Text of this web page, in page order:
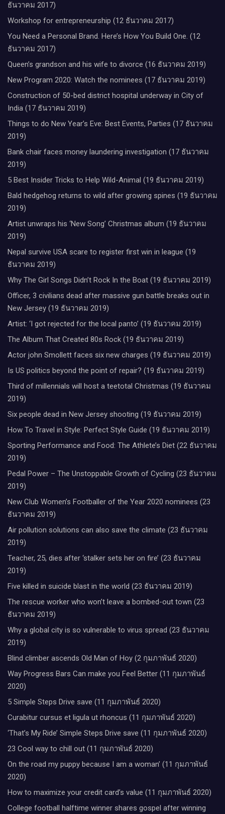
ธันวาคม 2017)
Workshop for entrepreneurship (12 ธันวาคม 2017)
You Need a Personal Brand. Here’s How You Build One. (12
ธันวาคม 2017)
Queen’s grandson and his wife to divorce (16 ธันวาคม 2019)
New Program 2020: Watch the nominees (17 ธันวาคม 2019)
Construction of 50-bed district hospital underway in City of
India (17 ธันวาคม 2019)
Things to do New Year’s Eve: Best Events, Parties (17 ธันวาคม
2019)
Bank chair faces money laundering investigation (17 ธันวาคม
2019)
5 Best Insider Tricks to Help Wild-Animal (19 ธันวาคม 2019)
Bald hedgehog returns to wild after growing spines (19 ธันวาคม
2019)
Artist unwraps his ‘New Song’ Christmas album (19 ธันวาคม
2019)
Nepal survive USA scare to register first win in league (19
ธันวาคม 2019)
Why The Girl Songs Didn’t Rock In the Boat (19 ธันวาคม 2019)
Officer, 3 civilians dead after massive gun battle breaks out in
New Jersey (19 ธันวาคม 2019)
Artist: ‘I got rejected for the local panto’ (19 ธันวาคม 2019)
The Album That Created 80s Rock (19 ธันวาคม 2019)
Actor john Smollett faces six new charges (19 ธันวาคม 2019)
Is US politics beyond the point of repair? (19 ธันวาคม 2019)
Third of millennials will host a teetotal Christmas (19 ธันวาคม
2019)
Six people dead in New Jersey shooting (19 ธันวาคม 2019)
How To Travel in Style: Perfect Style Guide (19 ธันวาคม 2019)
Sporting Performance and Food: The Athlete’s Diet (22 ธันวาคม
2019)
Pedal Power – The Unstoppable Growth of Cycling (23 ธันวาคม
2019)
New Club Women’s Footballer of the Year 2020 nominees (23
ธันวาคม 2019)
Air pollution solutions can also save the climate (23 ธันวาคม
2019)
Teacher, 25, dies after ‘stalker sets her on fire’ (23 ธันวาคม
2019)
Five killed in suicide blast in the world (23 ธันวาคม 2019)
The rescue worker who won’t leave a bombed-out town (23
ธันวาคม 2019)
Why a global city is so vulnerable to virus spread (23 ธันวาคม
2019)
Blind climber ascends Old Man of Hoy (2 กุมภาพันธ์ 2020)
Way Progress Bars Can make you Feel Better (11 กุมภาพันธ์
2020)
5 Simple Steps Drive save (11 กุมภาพันธ์ 2020)
Curabitur cursus et ligula ut rhoncus (11 กุมภาพันธ์ 2020)
‘That’s My Ride’ Simple Steps Drive save (11 กุมภาพันธ์ 2020)
23 Cool way to chill out (11 กุมภาพันธ์ 2020)
On the road my puppy because I am a woman’ (11 กุมภาพันธ์
2020)
How to maximize your credit card’s value (11 กุมภาพันธ์ 2020)
College football halftime winner shares gospel after winning